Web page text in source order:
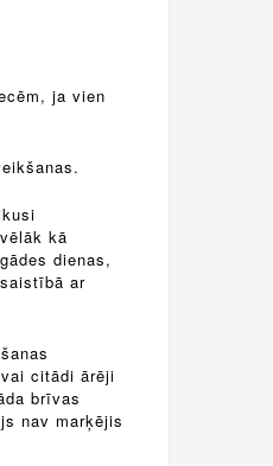
ja vien
kā
dienas,
ar
citādi ārēji
brīvas
nav marķējis